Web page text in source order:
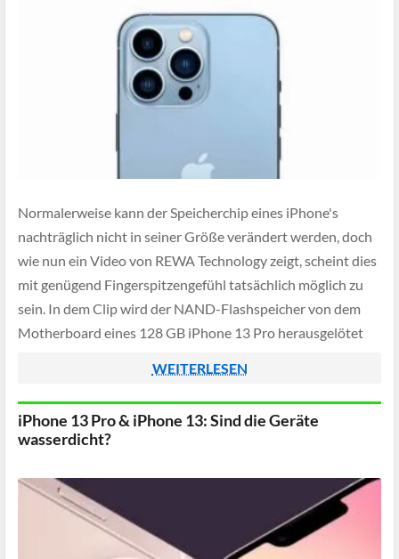
Normalerweise kann der Speicherchip eines iPhone's
nachträglich nicht in seiner Größe verändert werden, doch
wie nun ein Video von REWA Technology zeigt, scheint dies
mit genügend Fingerspitzengefühl tatsächlich möglich zu
sein. In dem Clip wird der NAND-Flashspeicher von dem
Motherboard eines 128 GB iPhone 13 Pro herausgelötet
WEITERLESEN
iPhone 13 Pro & iPhone 13: Sind die Geräte
wasserdicht?